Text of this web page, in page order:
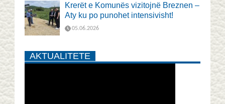
Krerët e Komunës vizitojnë Breznen –
Aty ku po punohet intensivisht!
05.06.2026
AKTUALITETE